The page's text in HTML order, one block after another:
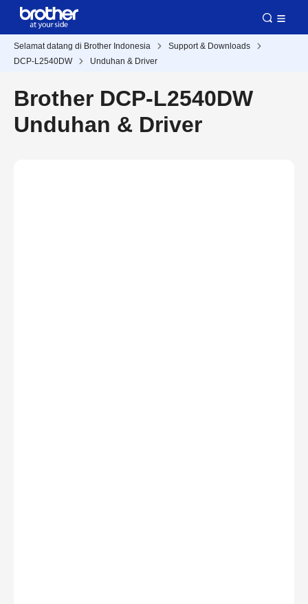
Selamat datang di Brother Indonesia
Support & Downloads
DCP-L2540DW
Unduhan & Driver
Brother DCP-L2540DW
Unduhan & Driver